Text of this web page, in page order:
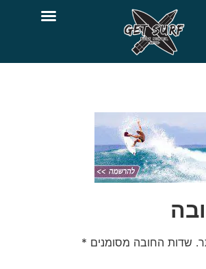
שדות החובה מסומנים *